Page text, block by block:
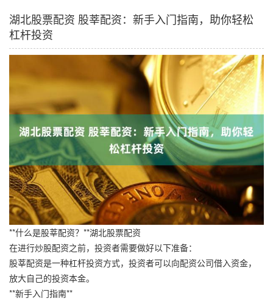
湖北股票配资 股莘配资：新手入门指南，助你轻松
杠杆投资
**什么是股莘配资？**湖北股票配资
在进行炒股配资之前，投资者需要做好以下准备：
股莘配资是一种杠杆投资方式，投资者可以向配资公司借入资金，
放大自己的投资本金。
**新手入门指南**